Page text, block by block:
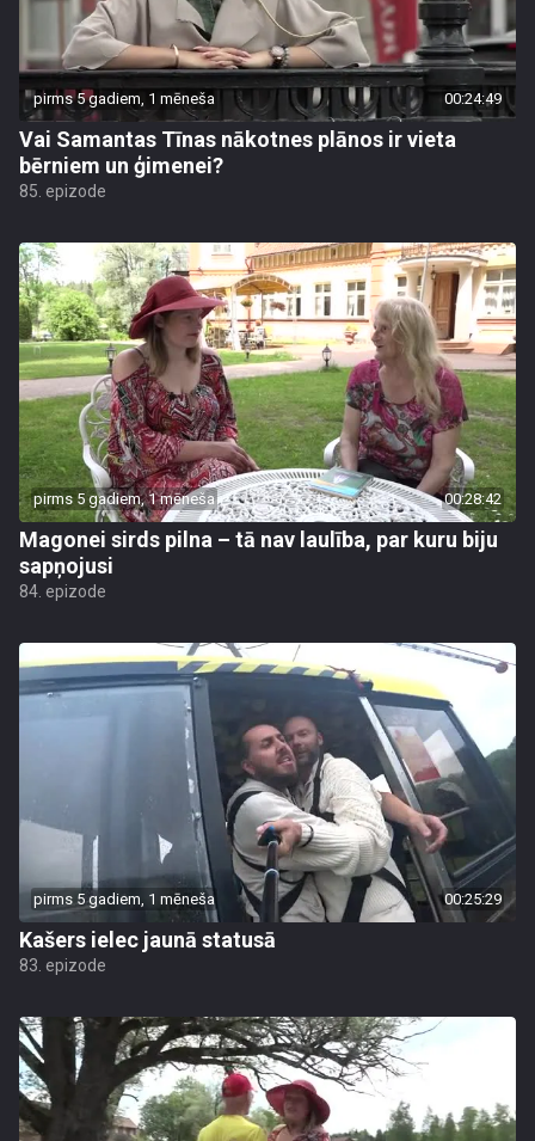
pirms 5 gadiem, 1 mēneša 00:24:49
Vai Samantas Tīnas nākotnes plānos ir vieta
bērniem un ģimenei?
85. epizode
pirms 5 gadiem, 1 mēneša 00:28:42
Magonei sirds pilna – tā nav laulība, par kuru biju
sapņojusi
84. epizode
pirms 5 gadiem, 1 mēneša 00:25:29
Kašers ielec jaunā statusā
83. epizode